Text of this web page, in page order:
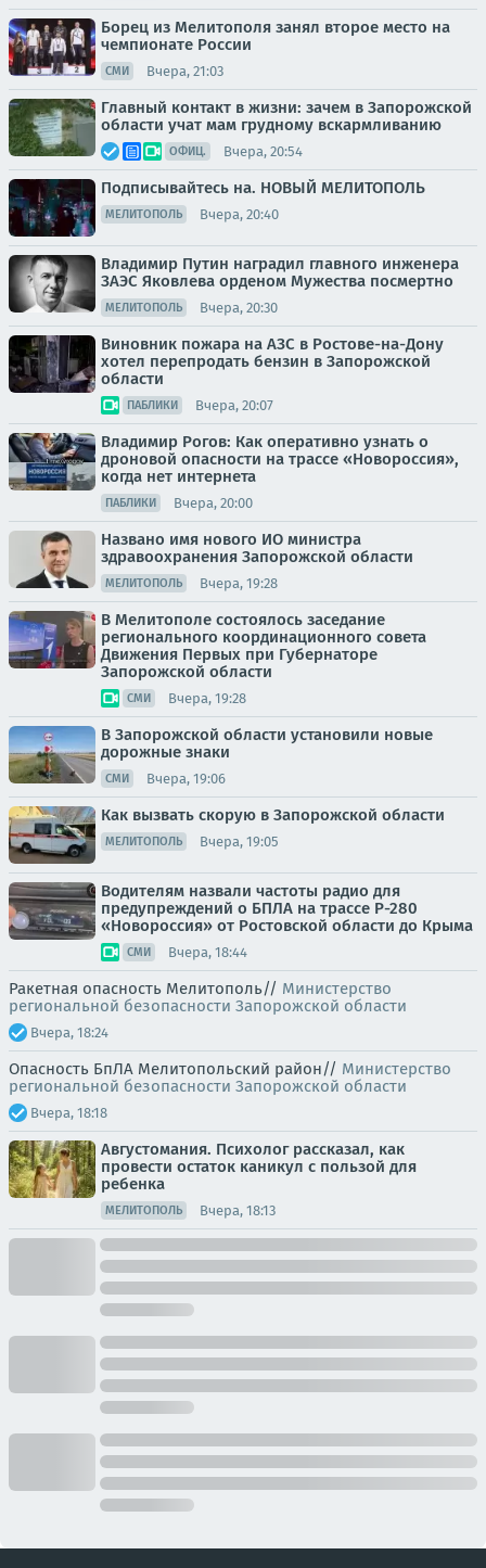
Борец из Мелитополя занял второе место на
чемпионате России
СМИ Вчера, 21:03
Главный контакт в жизни: зачем в Запорожской
области учат мам грудному вскармливанию
ОФИЦ. Вчера, 20:54
Подписывайтесь на. НОВЫЙ МЕЛИТОПОЛЬ
МЕЛИТОПОЛЬ Вчера, 20:40
Владимир Путин наградил главного инженера
ЗАЭС Яковлева орденом Мужества посмертно
МЕЛИТОПОЛЬ Вчера, 20:30
Виновник пожара на АЗС в Ростове-на-Дону
хотел перепродать бензин в Запорожской
области
ПАБЛИКИ Вчера, 20:07
Владимир Рогов: Как оперативно узнать о
дроновой опасности на трассе «Новороссия»,
когда нет интернета
ПАБЛИКИ Вчера, 20:00
Названо имя нового ИО министра
здравоохранения Запорожской области
МЕЛИТОПОЛЬ Вчера, 19:28
В Мелитополе состоялось заседание
регионального координационного совета
Движения Первых при Губернаторе
Запорожской области
СМИ Вчера, 19:28
В Запорожской области установили новые
дорожные знаки
СМИ Вчера, 19:06
Как вызвать скорую в Запорожской области
МЕЛИТОПОЛЬ Вчера, 19:05
Водителям назвали частоты радио для
предупреждений о БПЛА на трассе Р-280
«Новороссия» от Ростовской области до Крыма
СМИ Вчера, 18:44
Ракетная опасность Мелитополь// Министерство
региональной безопасности Запорожской области
Вчера, 18:24
Опасность БпЛА Мелитопольский район// Министерство
региональной безопасности Запорожской области
Вчера, 18:18
Августомания. Психолог рассказал, как
провести остаток каникул с пользой для
ребенка
МЕЛИТОПОЛЬ Вчера, 18:13